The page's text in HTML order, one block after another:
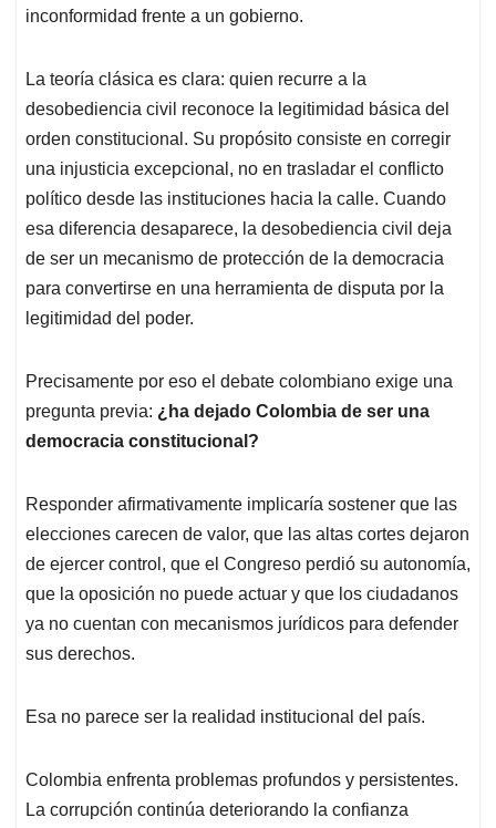
inconformidad frente a un gobierno.
La teoría clásica es clara: quien recurre a la
desobediencia civil reconoce la legitimidad básica del
orden constitucional. Su propósito consiste en corregir
una injusticia excepcional, no en trasladar el conflicto
político desde las instituciones hacia la calle. Cuando
esa diferencia desaparece, la desobediencia civil deja
de ser un mecanismo de protección de la democracia
para convertirse en una herramienta de disputa por la
legitimidad del poder.
Precisamente por eso el debate colombiano exige una
pregunta previa: ¿ha dejado Colombia de ser una
democracia constitucional?
Responder afirmativamente implicaría sostener que las
elecciones carecen de valor, que las altas cortes dejaron
de ejercer control, que el Congreso perdió su autonomía,
que la oposición no puede actuar y que los ciudadanos
ya no cuentan con mecanismos jurídicos para defender
sus derechos.
Esa no parece ser la realidad institucional del país.
Colombia enfrenta problemas profundos y persistentes.
La corrupción continúa deteriorando la confianza